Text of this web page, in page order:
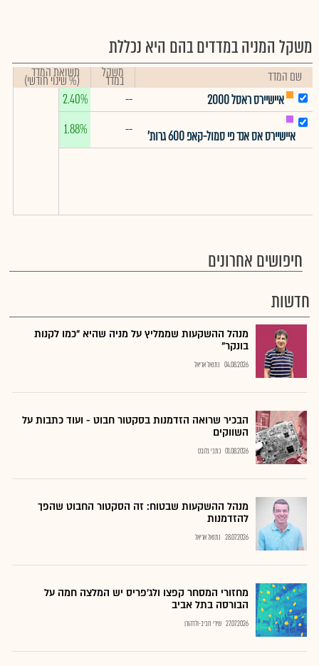
משקל המניה במדדים בהם היא נכללת
שם המדד משקל
במדד תשואת המדד
(% שינוי חודשי)
איישיירס ראסל 2000
--
2.40%
איישיירס אס אנד פי סמול-קאפ 600 גרות' --
1.88%
חיפושים אחרונים
חדשות
מנהל ההשקעות שממליץ על מניה שהיא "כמו לקנות
בונקר"
04.08.2026 נתנאל אריאל
הבכיר שרואה הזדמנות בסקטור חבוט - ועוד כתבות על
השווקים
01.08.2026 כתבי גלובס
מנהל ההשקעות שבטוח: זה הסקטור החבוט שהפך
להזדמנות
28.07.2026 נתנאל אריאל
מחזורי המסחר קפצו ולג'פריס יש המלצה חמה על
הבורסה בתל אביב
27.07.2026 שירי חביב-ולדהורן